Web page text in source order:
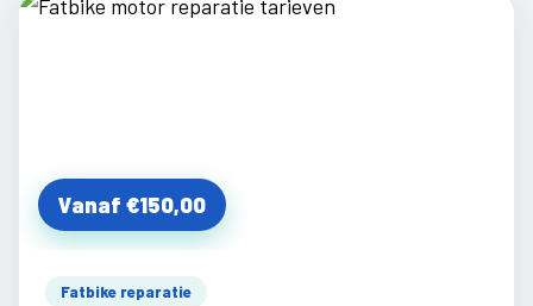
Vanaf €150,00
Fatbike reparatie